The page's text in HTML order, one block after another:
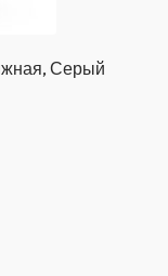
Серый